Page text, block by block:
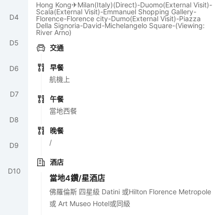
D4
D5
D6
D7
D8
D9
D10
Hong Kong✈Milan(Italy)(Direct)-Duomo(External Visit)-
Scala(External Visit)-Emmanuel Shopping Gallery-
Florence-Florence city-Dumo(External Visit)-Piazza
Della Signoria-David-Michelangelo Square-(Viewing:
River Arno)
交通
早餐
航機上
午餐
當地西餐
晚餐
/
酒店
當地4鑽/星酒店
佛羅倫斯 四星級 Datini 或Hilton Florence Metropole
或 Art Museo Hotel或同級